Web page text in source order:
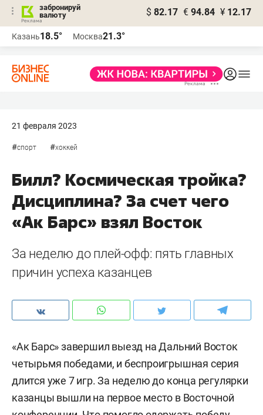
забронируй
валюту
$ 82.17 € 94.84 ¥ 12.17
Казань18.5° Москва21.3°
21 февраля 2023
#спорт #хоккей
Билл? Космическая тройка?
Дисциплина? За счет чего
«Ак Барс» взял Восток
За неделю до плей-офф: пять главных
причин успеха казанцев
«Ак Барс» завершил выезд на Дальний Восток
четырьмя победами, и беспроигрышная серия
длится уже 7 игр. За неделю до конца регулярки
казанцы вышли на первое место в Восточной